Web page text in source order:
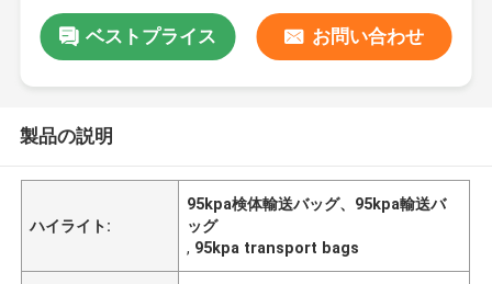
ベストプライス お問い合わせ
製品の説明
ハイライト:
95kpa検体輸送バッグ、95kpa輸送バ
ッグ
, 95kpa transport bags